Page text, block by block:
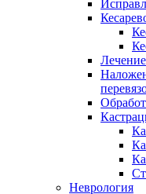
Неврология